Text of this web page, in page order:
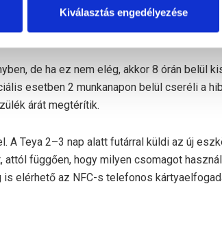
Kiválasztás engedélyezése
használhat fizetési kérelmet vagy
de ha ez nem elég, akkor 8 órán belül
esetben 2 munkanapon belül cseréli a
árát megtérítik.
A Teya 2–3 nap alatt futárral küldi az új
függően, hogy milyen csomagot
elérhető az NFC-s telefonos